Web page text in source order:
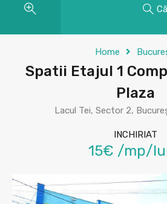
Home
Spatii Etajul 1
Plaza
Lacul Tei, Sector 2,
INCHIRIAT
15€ /mp/